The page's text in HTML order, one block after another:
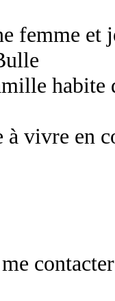
femme
habite
à vivre en